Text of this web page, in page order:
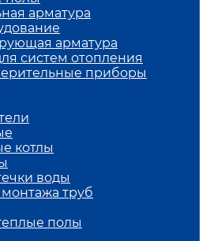
арматура
арматура
систем отопления
приборы
котлы
воды
труб
полы